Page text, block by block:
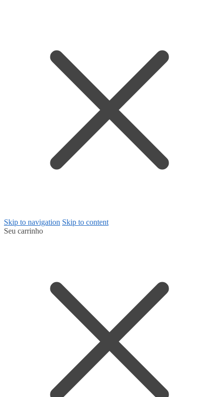
Skip to navigation Skip to content
Seu carrinho